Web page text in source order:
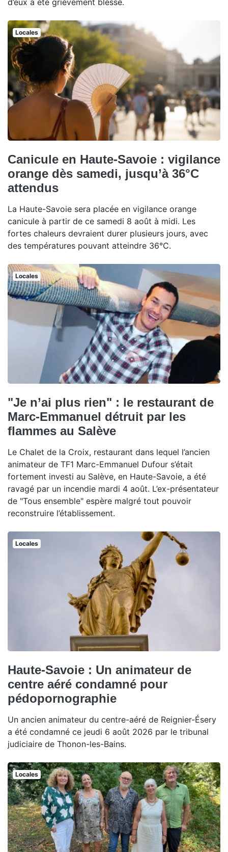
d’eux a été grièvement blessé.
Locales
Canicule en Haute-Savoie : vigilance
orange dès samedi, jusqu’à 36°C
attendus
La Haute-Savoie sera placée en vigilance orange
canicule à partir de ce samedi 8 août à midi. Les
fortes chaleurs devraient durer plusieurs jours, avec
des températures pouvant atteindre 36°C.
Locales
"Je n’ai plus rien" : le restaurant de
Marc-Emmanuel détruit par les
flammes au Salève
Le Chalet de la Croix, restaurant dans lequel l’ancien
animateur de TF1 Marc-Emmanuel Dufour s’était
fortement investi au Salève, en Haute-Savoie, a été
ravagé par un incendie mardi 4 août. L’ex-présentateur
de "Tous ensemble" espère malgré tout pouvoir
reconstruire l’établissement.
Locales
Haute-Savoie : Un animateur de
centre aéré condamné pour
pédopornographie
Un ancien animateur du centre-aéré de Reignier-Ésery
a été condamné ce jeudi 6 août 2026 par le tribunal
judiciaire de Thonon-les-Bains.
Locales